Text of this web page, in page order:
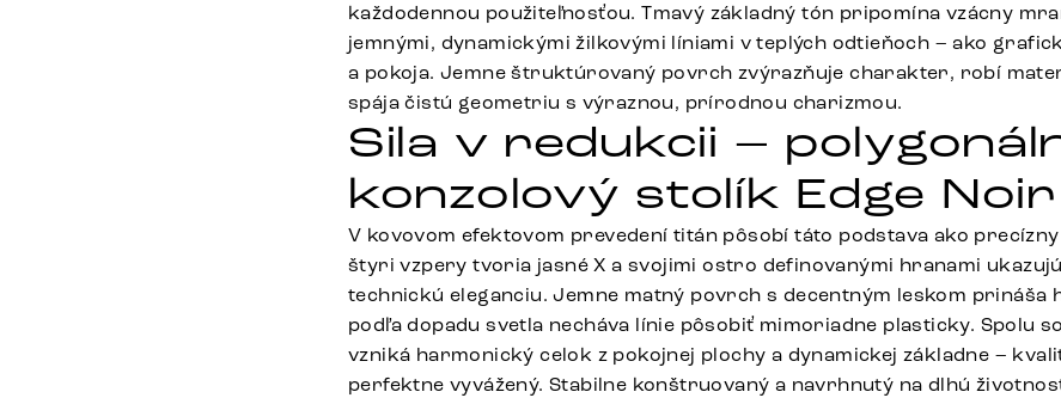
každodennou použiteľnosťou. Tmavý základný tón pripomína vzácny
jemnými, dynamickými žilkovými líniami v teplých odtieňoch – ako
a pokoja. Jemne štruktúrovaný povrch zvýrazňuje charakter, robí
spája čistú geometriu s výraznou, prírodnou charizmou.
Sila v redukcii –
konzolový stolík Edge
V kovovom efektovom prevedení titán pôsobí táto podstava ako
štyri vzpery tvoria jasné X a svojimi ostro definovanými hranami
technickú eleganciu. Jemne matný povrch s decentným leskom prináša
podľa dopadu svetla necháva línie pôsobiť mimoriadne plasticky. Spolu
vzniká harmonický celok z pokojnej plochy a dynamickej základne –
perfektne vyvážený. Stabilne konštruovaný a navrhnutý na dlhú